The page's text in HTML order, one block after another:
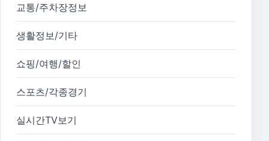
교통/주차장정보
생활정보/기타
쇼핑/여행/할인
스포츠/각종경기
실시간TV보기